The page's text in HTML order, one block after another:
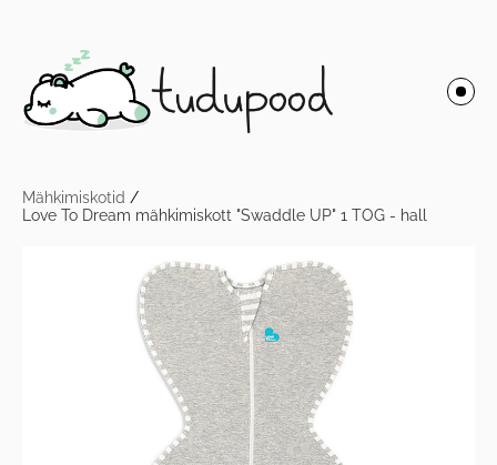
Mähkimiskotid /
Love To Dream mähkimiskott "Swaddle UP" 1 TOG - hall